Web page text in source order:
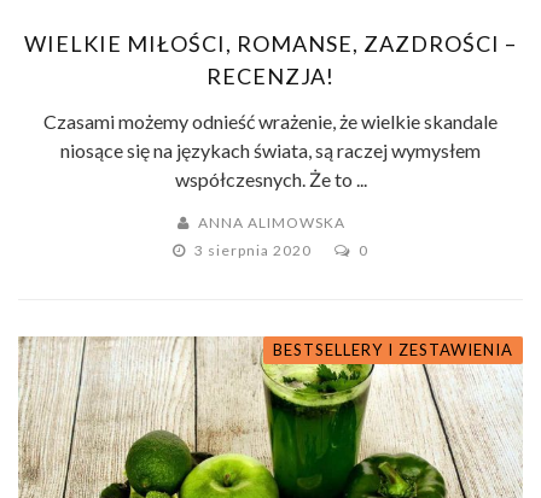
WIELKIE MIŁOŚCI, ROMANSE, ZAZDROŚCI –
RECENZJA!
Czasami możemy odnieść wrażenie, że wielkie skandale
niosące się na językach świata, są raczej wymysłem
współczesnych. Że to ...
ANNA ALIMOWSKA
3 sierpnia 2020
0
BESTSELLERY I ZESTAWIENIA